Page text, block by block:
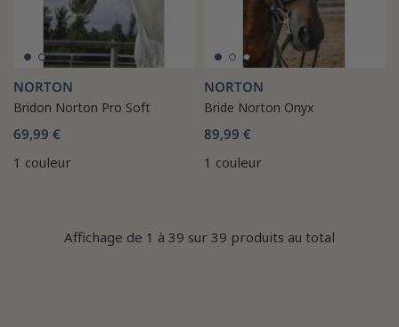
NORTON
Bridon Norton Pro Soft
69,99 €
1 couleur
NORTON
Bride Norton Onyx
89,99 €
1 couleur
Affichage de 1 à 39 sur 39 produits au total